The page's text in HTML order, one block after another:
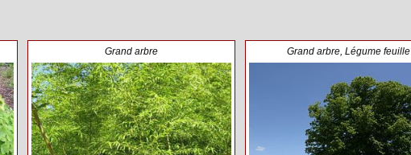
Grand arbre Grand arbre,Légume feuille